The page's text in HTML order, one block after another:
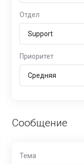
Отдел
Приоритет
Сообщение
Тема